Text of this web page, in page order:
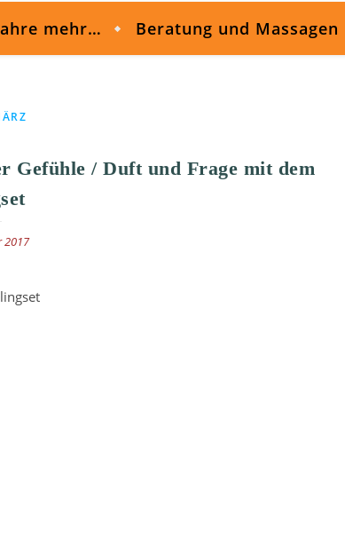
mehr… Beratung und Massagen
Gefühle / Duft und Frage mit dem
2017